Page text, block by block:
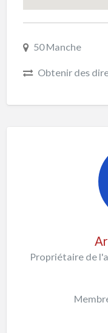
50 Manche
Obtenir des
Propriétaire de